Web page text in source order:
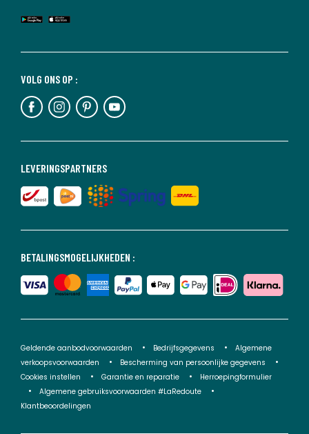
BETALINGSMOGELIJKHEDEN :
LEVERINGSPARTNERS
VOLG ONS OP :
Geldende aanbodvoorwaarden Bedrijfsgegevens
Algemene
verkoopsvoorwaarden
Bescherming van persoonlijke gegevens
Cookies instellen
Garantie en reparatie
Herroepingformulier
Algemene gebruiksvoorwaarden #LaRedoute
Klantbeoordelingen